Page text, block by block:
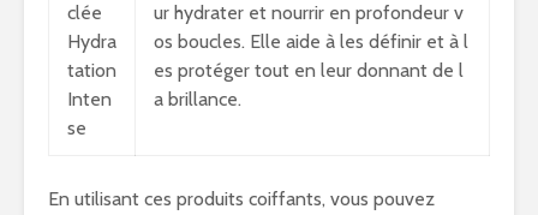
clée
Hydra
tation
Inten
se
ur hydrater et nourrir en profondeur v
os boucles. Elle aide à les définir et à l
es protéger tout en leur donnant de l
a brillance.
En utilisant ces produits coiffants, vous pouvez